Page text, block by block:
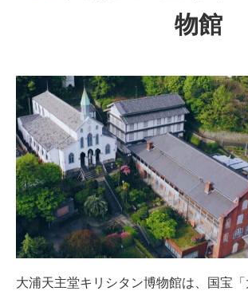
物館
大浦天主堂キリシタン博物館は、国宝